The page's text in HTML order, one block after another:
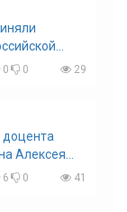
со
0 0 29
доцента
Алексея
6 0 41